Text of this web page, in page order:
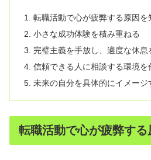
転職活動で心が疲弊する原因を
小さな成功体験を積み重ねる
完璧主義を手放し、適度な休息
信頼できる人に相談する環境を
未来の自分を具体的にイメージ
転職活動で心が疲弊する